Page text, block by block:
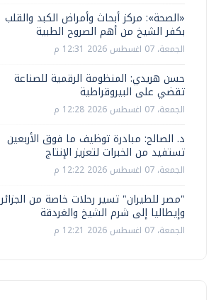
«الصحة»: مركز أبحاث وأمراض الكبد والقلب
بكفر الشيخ من أهم الصروح الطبية
الجمعة، 07 اغسطس 2026 12:31 م
حسن هريدي: المنظومة الرقمية للصناعة
تقضي على البيروقراطية
الجمعة، 07 اغسطس 2026 12:28 م
د. الصالح: مبادرة توظيف ما فوق الأربعين
تستفيد من الخبرات لتعزيز الإنتاج
الجمعة، 07 اغسطس 2026 12:22 م
"مصر للطيران" تسير رحلات خاصة من الجزائر
وإيطاليا إلى شرم الشيخ والغردقة
الجمعة، 07 اغسطس 2026 12:21 م